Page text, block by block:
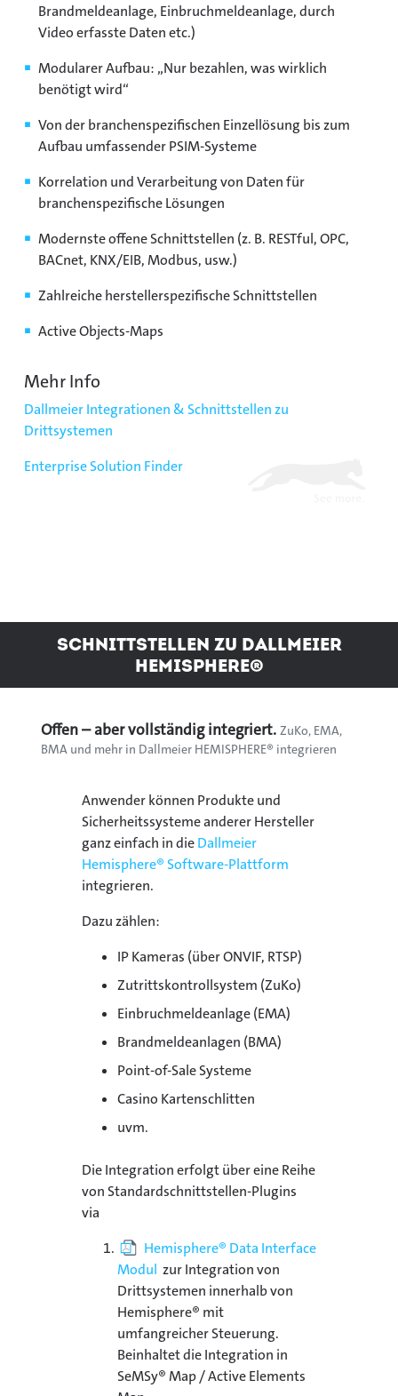
Brandmeldeanlage, Einbruchmeldeanlage, durch
Video erfasste Daten etc.)
Modularer Aufbau: „Nur bezahlen, was wirklich
benötigt wird“
Von der branchenspezifischen Einzellösung bis zum
Aufbau umfassender PSIM-Systeme
Korrelation und Verarbeitung von Daten für
branchenspezifische Lösungen
Modernste offene Schnittstellen (z. B. RESTful, OPC,
BACnet, KNX/EIB, Modbus, usw.)
Zahlreiche herstellerspezifische Schnittstellen
Active Objects-Maps
Mehr Info
Dallmeier Integrationen & Schnittstellen zu
Drittsystemen
Enterprise Solution Finder
Schnittstellen zu Dallmeier
Hemisphere®
Offen – aber vollständig integriert. ZuKo, EMA,
BMA und mehr in Dallmeier HEMISPHERE® integrieren
Anwender können Produkte und
Sicherheitssysteme anderer Hersteller
ganz einfach in dieDallmeier
Hemisphere® Software-Plattform
integrieren.
Dazu zählen:
IP Kameras (über ONVIF, RTSP)
Zutrittskontrollsystem (ZuKo)
Einbruchmeldeanlage (EMA)
Brandmeldeanlagen (BMA)
Point-of-Sale Systeme
Casino Kartenschlitten
uvm.
Die Integration erfolgt über eine Reihe
von Standardschnittstellen-Plugins
via
Hemisphere® Data Interface
Modul zur Integration von
Drittsystemen innerhalb von
Hemisphere® mit
umfangreicher Steuerung.
Beinhaltet die Integration in
SeMSy® Map / Active Elements